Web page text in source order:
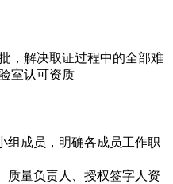
，解决取证过程中的全部难
室认可资质
组成员，明确各成员工作职
质量负责人、授权签字人资